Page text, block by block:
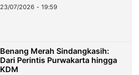
23/07/2026 - 19:59
Benang Merah Sindangkasih:
Dari Perintis Purwakarta hingga
KDM